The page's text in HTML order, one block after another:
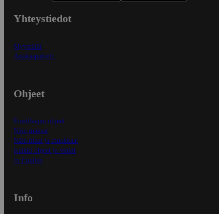
Yhteystiedot
Myymälät
Asiakaspalvelu
Ohjeet
Ensitilaajan ohjeet
Näin maksat
Näin tilaat ja muokkaat
Kaikki ohjeet ja vinkit
In English
Info